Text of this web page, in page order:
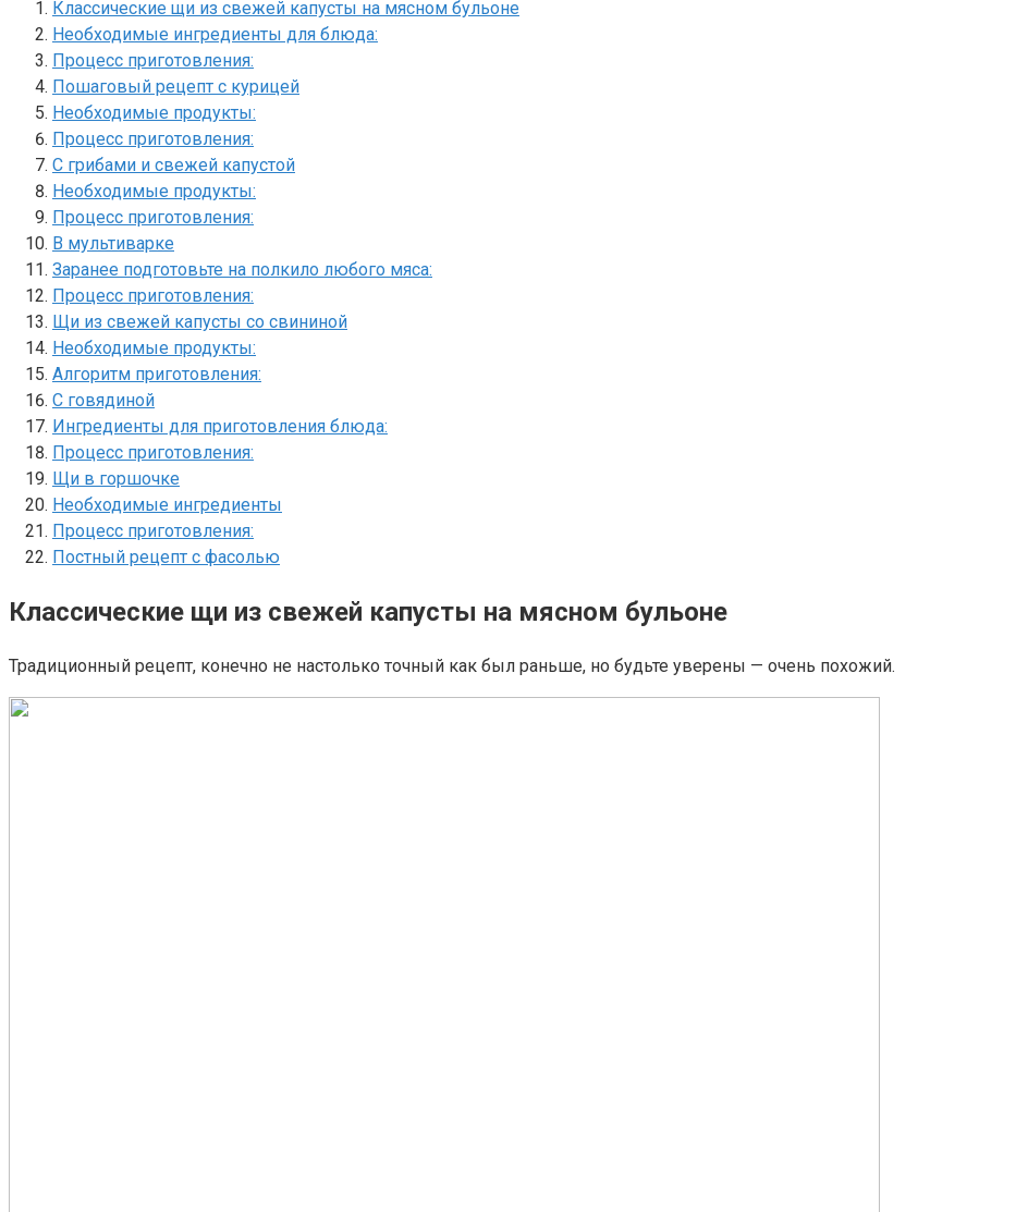
Классические щи из свежей капусты на мясном бульоне
Необходимые ингредиенты для блюда:
Процесс приготовления:
Пошаговый рецепт с курицей
Необходимые продукты:
Процесс приготовления:
С грибами и свежей капустой
Необходимые продукты:
Процесс приготовления:
В мультиварке
Заранее подготовьте на полкило любого мяса:
Процесс приготовления:
Щи из свежей капусты со свининой
Необходимые продукты:
Алгоритм приготовления:
С говядиной
Ингредиенты для приготовления блюда:
Процесс приготовления:
Щи в горшочке
Необходимые ингредиенты
Процесс приготовления:
Постный рецепт с фасолью
Классические щи из свежей капусты на мясном бульоне
Традиционный рецепт, конечно не настолько точный как был раньше, но будьте уверены — очень похожий.